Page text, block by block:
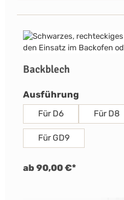
Backblech
Ausführungauswählen
Für D6 Für D8
Für GD9
ab 90,00 €*